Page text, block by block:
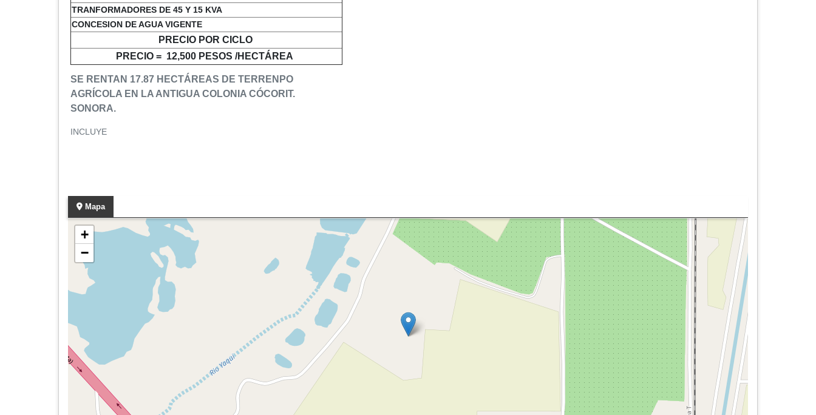
SE RENTAN 17.87 HECTÁREAS DE TERRENPO
AGRÍCOLA EN LA ANTIGUA COLONIA CÓCORIT.
SONORA.
INCLUYE
TRANFORMADORES DE 45 Y 15 KVA
CONCESION DE AGUA VIGENTE
PRECIO POR CICLO
PRECIO = 12,500 PESOS /HECTÁREA
Mapa
+
−